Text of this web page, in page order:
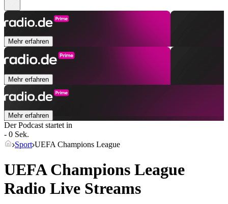
Mehr erfahren
Mehr erfahren
Mehr erfahren
Der Podcast startet in
- 0 Sek.
Sport UEFA Champions League
UEFA Champions League
Radio Live Streams